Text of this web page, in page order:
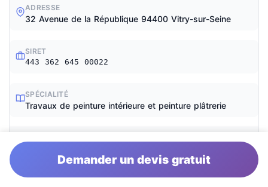
ADRESSE
32 Avenue de la République 94400 Vitry-sur-Seine
SIRET
443 362 645 00022
SPÉCIALITÉ
Travaux de peinture intérieure et peinture plâtrerie
Vous êtes cet artisan ? Inscription pro
Demander un devis gratuit